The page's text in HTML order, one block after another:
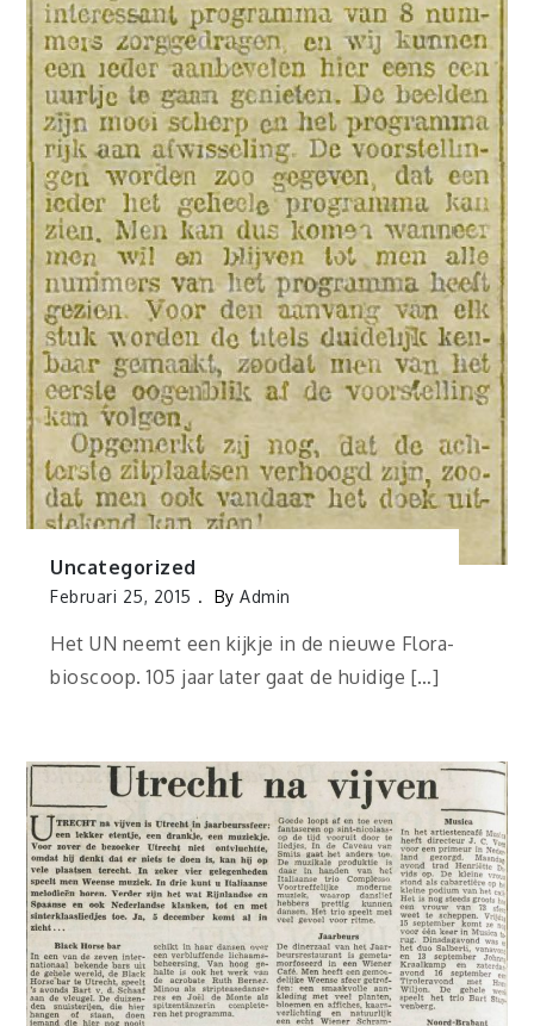
Uncategorized
Februari 25, 2015 ByAdmin
Het UN neemt een kijkje in de nieuwe Flora-
bioscoop. 105 jaar later gaat de huidige […]